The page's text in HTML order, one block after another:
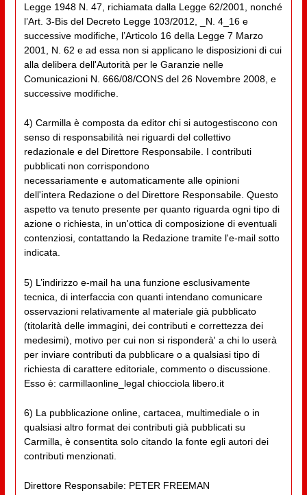
Legge 1948 N. 47, richiamata dalla Legge 62/2001, nonché
l’Art. 3-Bis del Decreto Legge 103/2012, _N. 4_16 e
successive modifiche, l’Articolo 16 della Legge 7 Marzo
2001, N. 62 e ad essa non si applicano le disposizioni di cui
alla delibera dell'Autorità per le Garanzie nelle
Comunicazioni N. 666/08/CONS del 26 Novembre 2008, e
successive modifiche.
4) Carmilla è composta da editor chi si autogestiscono con
senso di responsabilità nei riguardi del collettivo
redazionale e del Direttore Responsabile. I contributi
pubblicati non corrispondono
necessariamente e automaticamente alle opinioni
dell'intera Redazione o del Direttore Responsabile. Questo
aspetto va tenuto presente per quanto riguarda ogni tipo di
azione o richiesta, in un'ottica di composizione di eventuali
contenziosi, contattando la Redazione tramite l'e-mail sotto
indicata.
5) L’indirizzo e-mail ha una funzione esclusivamente
tecnica, di interfaccia con quanti intendano comunicare
osservazioni relativamente al materiale già pubblicato
(titolarità delle immagini, dei contributi e correttezza dei
medesimi), motivo per cui non si risponderà' a chi lo userà
per inviare contributi da pubblicare o a qualsiasi tipo di
richiesta di carattere editoriale, commento o discussione.
Esso è: carmillaonline_legal chiocciola libero.it
6) La pubblicazione online, cartacea, multimediale o in
qualsiasi altro format dei contributi già pubblicati su
Carmilla, è consentita solo citando la fonte egli autori dei
contributi menzionati.
Direttore Responsabile: PETER FREEMAN